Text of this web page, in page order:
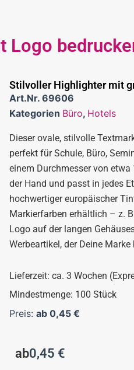
Logo
Stilvoller Highlighter mit
Art.Nr. 69606
Kategorien Büro, Hotels
Dieser ovale, stilvolle
perfekt für Schule, Büro,
einem Durchmesser von
der Hand und passt in jedes
hochwertiger europäischer
Markierfarben erhältlich – z.
Logo auf der langen
Werbeartikel, der Deine
Lieferzeit: ca. 3 Wochen
Mindestmenge: 100 Stück
Preis: ab 0,45 €
0,45 €
ab